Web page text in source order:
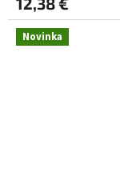
Novinka